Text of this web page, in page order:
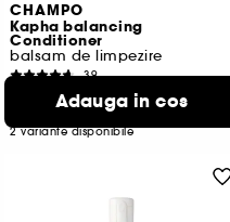
CHAMPO
Kapha balancing
Conditioner
balsam de limpezire
39
61,00 Lei
100ml
2 variante disponibile
Adauga in cos